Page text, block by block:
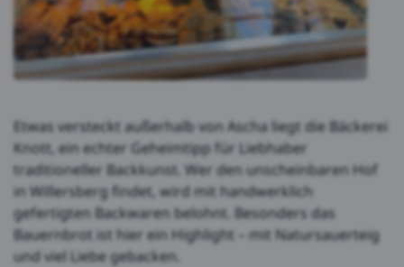
Etwas versteckt außerhalb von Ascha liegt die Bäckerei
Knott, ein echter Geheimtipp für Liebhaber
traditioneller Backkunst. Wer den unscheinbaren Hof
in Willersberg findet, wird mit handwerklich
gefertigten Backwaren belohnt. Besonders das
Bauernbrot ist hier ein Highlight – mit Natursauerteig
und viel Liebe gebacken.